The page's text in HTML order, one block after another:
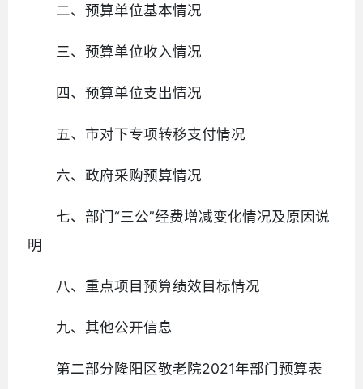
二、预算单位基本情况
三、预算单位收入情况
四、预算单位支出情况
五、市对下专项转移支付情况
六、政府采购预算情况
七、部门“三公”经费增减变化情况及原因说
明
八、重点项目预算绩效目标情况
九、其他公开信息
第二部分隆阳区敬老院2021年部门预算表